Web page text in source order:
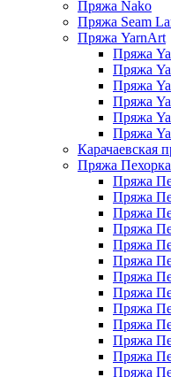
Пряжа Nako
Пряжа Seam
Пряжа YarnArt
Пряжа
Пряжа
Пряжа
Пряжа
Пряжа
Пряжа
Карачаевская
Пряжа Пехорка
Пряжа
Пряжа
Пряжа
Пряжа
Пряжа
Пряжа
Пряжа
Пряжа
Пряжа
Пряжа
Пряжа
Пряжа
Пряжа